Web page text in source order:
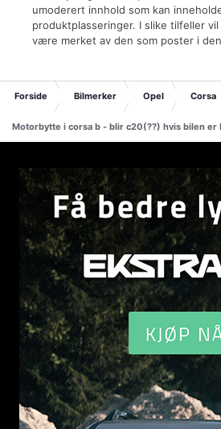
umoderert innhold som kan
produktplasseringer. I slike tilfeller
være merket av den som poster i
Forside Bilmerker Opel Corsa
Motorbytte i corsa b - blir c20(??) hvis bilen er